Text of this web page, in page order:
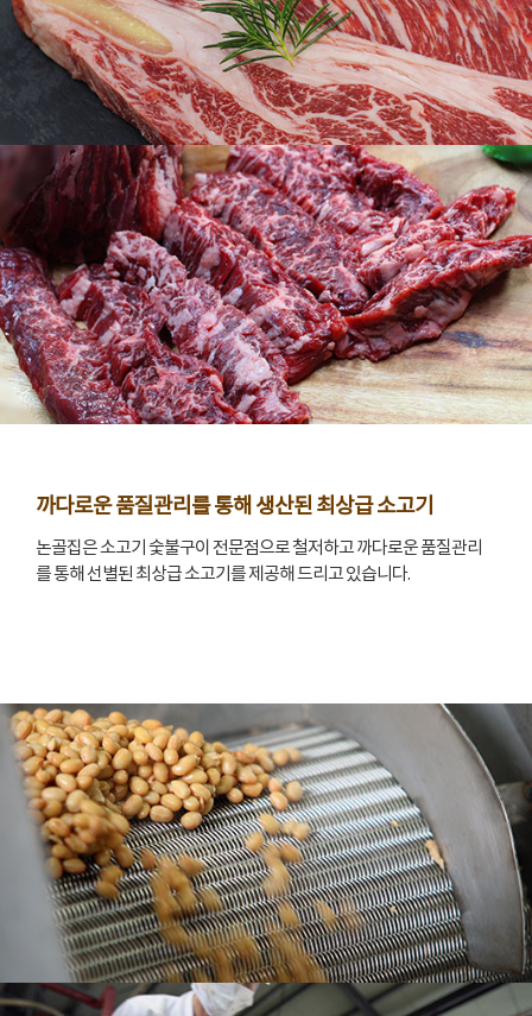
까다로운 품질관리를 통해 생산된 최상급 소고기
논골집은 소고기 숯불구이 전문점으로 철저하고 까다로운 품질관리
를 통해 선별된 최상급 소고기를 제공해 드리고 있습니다.